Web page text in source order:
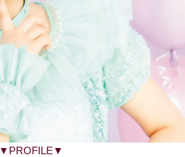
▼PROFILE▼